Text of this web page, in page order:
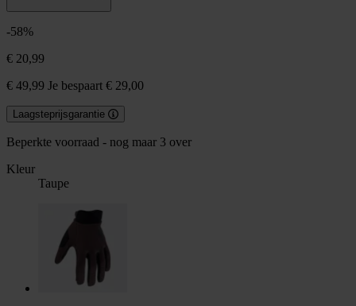
-58%
€ 20,99
€ 49,99 Je bespaart € 29,00
Laagsteprijsgarantie
Beperkte voorraad - nog maar 3 over
Kleur
Taupe